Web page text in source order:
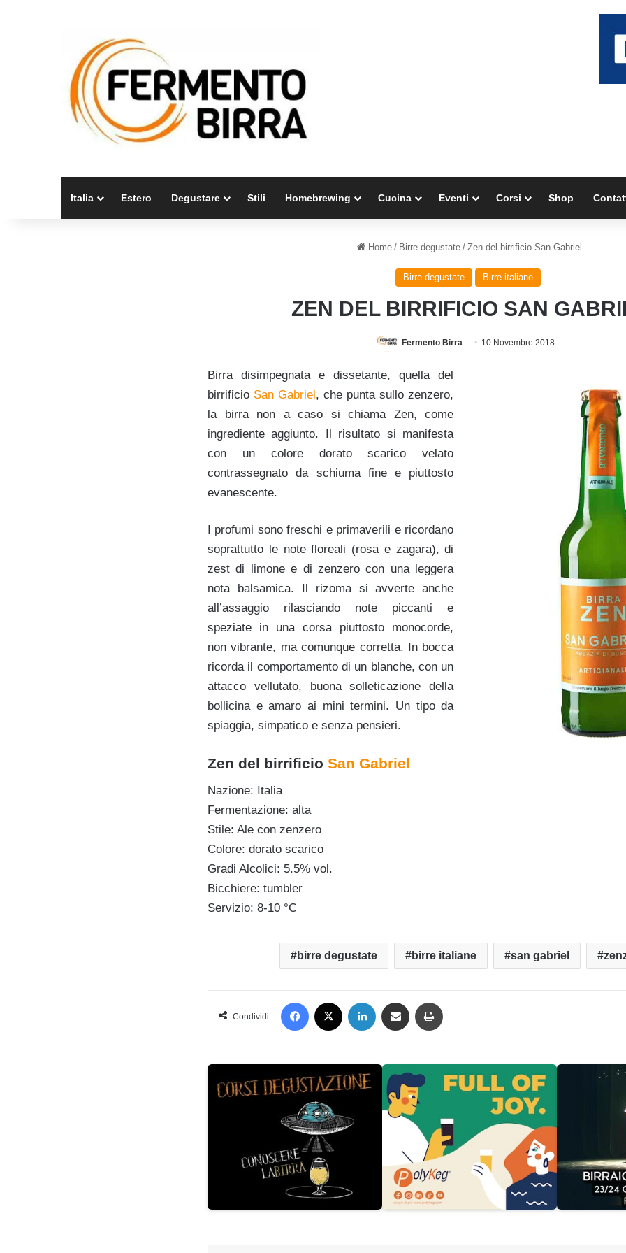
Italia Estero Degustare Stili Homebrewing Cucina Eventi Corsi Shop
Home / Birre degustate / Zen del birrificio San Gabriel
Birre degustate Birre italiane
ZEN DEL BIRRIFICIO SAN
Fermento Birra 10 Novembre 2018
Birra disimpegnata e dissetante, quella del
birrificio San Gabriel , che punta sullo zenzero,
la birra non a caso si chiama Zen, come
ingrediente aggiunto. Il risultato si manifesta
con un colore dorato scarico velato
contrassegnato da schiuma fine e piuttosto
evanescente.
I profumi sono freschi e primaverili e ricordano
soprattutto le note floreali (rosa e zagara), di
zest di limone e di zenzero con una leggera
nota balsamica. Il rizoma si avverte anche
all’assaggio rilasciando note piccanti e
speziate in una corsa piuttosto monocorde,
non vibrante, ma comunque corretta. In bocca
ricorda il comportamento di un blanche, con un
attacco vellutato, buona solleticazione della
bollicina e amaro ai mini termini. Un tipo da
spiaggia, simpatico e senza pensieri.
Zen del birrificio San Gabriel
Nazione: Italia
Fermentazione: alta
Stile: Ale con zenzero
Colore: dorato scarico
Gradi Alcolici: 5.5% vol.
Bicchiere: tumbler
Servizio: 8-10 °C
birre degustate birre italiane san gabriel
Condividi
Facebook LinkedIn Condividi via mail